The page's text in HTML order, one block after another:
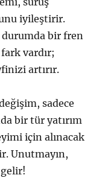
iyileştirir.
durumda bir fren
vardır;
artırır.
sadece
bir tür yatırım
için alınacak
Unutmayın,